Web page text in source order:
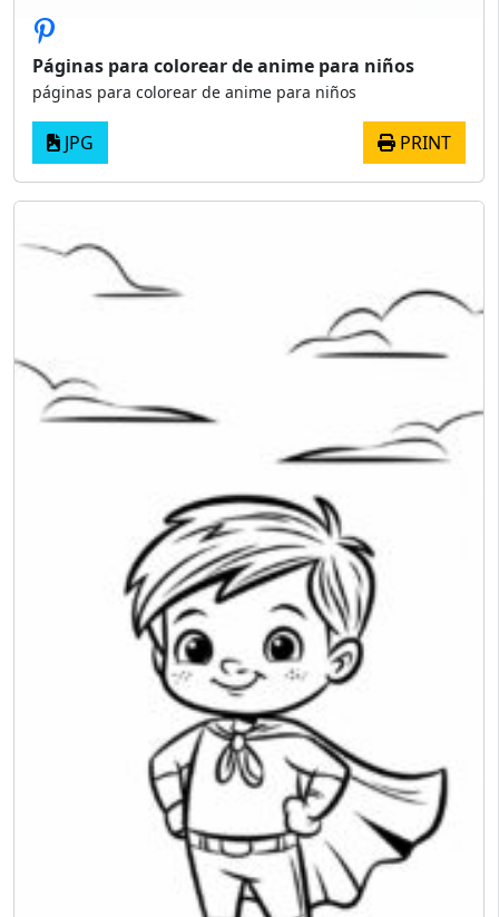
Páginas para colorear de anime para niños
páginas para colorear de anime para niños
JPG PRINT